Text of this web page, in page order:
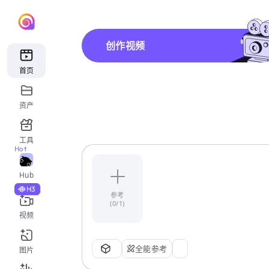
首页
资产
工具
Hub
Hot
视频
H3
图片
创作视频
参考
(0/1)
全能参考